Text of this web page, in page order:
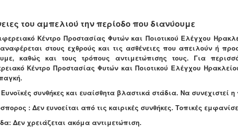
του αμπελιού την περίoδο που διανύουμε
Κέντρο Προστασίας Φυτών και Ποιοτικού Ελέγχου
στους εχθρούς και τις ασθένειες που απειλούν ή
καθώς και τους τρόπους αντιμετώπισης τους. Για
Κέντρο Προστασίας Φυτών και Ποιοτικού Ελέγχου
συνθήκες και ευαίσθητα βλαστικά στάδια. Να συνεχιστεί
: Δεν ευνοείται από τις καιρικές συνθήκες. Τοπικές
Δεν χρειάζεται ακόμα αντιμετώπιση.